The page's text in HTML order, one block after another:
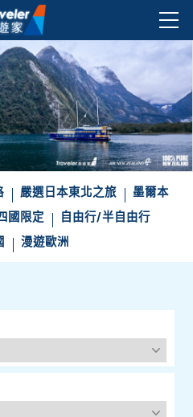
嚴選日本東北之旅
墨爾本
國限定
自由行/半自由行
漫遊歐洲